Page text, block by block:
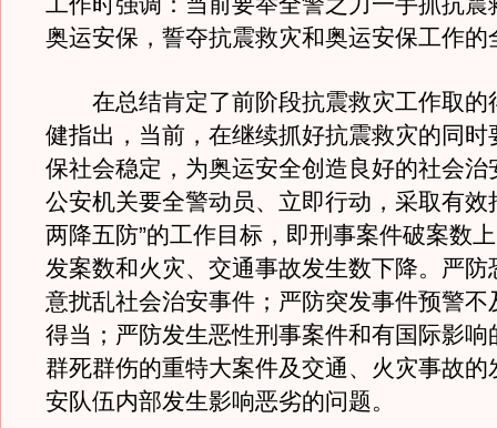
奥运安保，誓夺抗震救灾和奥运安保工作的
在总结肯定了前阶段抗震救灾工作取的
健指出，当前，在继续抓好抗震救灾的同时
保社会稳定，为奥运安全创造良好的社会治
公安机关要全警动员、立即行动，采取有效
两降五防”的工作目标，即刑事案件破案数
发案数和火灾、交通事故发生数下降。严防
意扰乱社会治安事件；严防突发事件预警不
得当；严防发生恶性刑事案件和有国际影响
群死群伤的重特大案件及交通、火灾事故的
安队伍内部发生影响恶劣的问题。